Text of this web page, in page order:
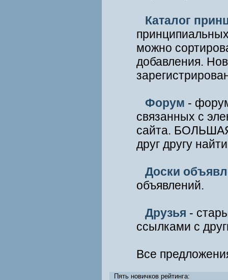
Каталог
можно
добавления.
Форум -
связанных с
сайта.
друг другу
Доски
объявлений.
Друзья -
ссылками с
Все
Пять новичков рейтинга: